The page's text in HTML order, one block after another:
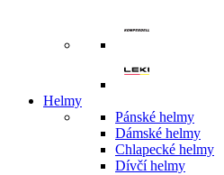
Helmy
Pánské helmy
Dámské helmy
Chlapecké helmy
Dívčí helmy